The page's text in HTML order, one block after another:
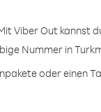
Viber Out kannst
Nummer in
oder einen